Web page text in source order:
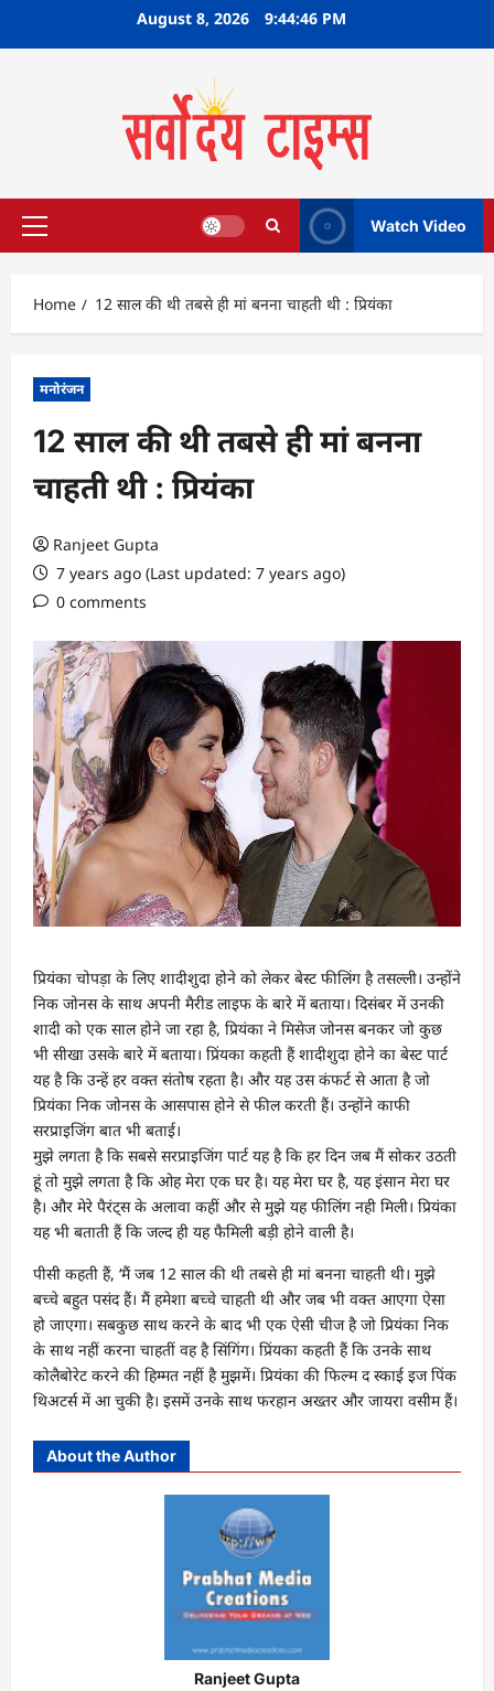
August 8, 2026 9:44:47 PM
Primary
Watch Video
Home 12 साल की थी तबसे ही मां बनना चाहती थी : प्रियंका
मनोरंजन
12 साल की थी तबसे ही मां बनना
चाहती थी : प्रियंका
Ranjeet Gupta
7 years ago (Last updated: 7 years ago)
0 comments
प्रियंका चोपड़ा के लिए शादीशुदा होने को लेकर बेस्ट फीलिंग है तसल्ली। उन्होंने
निक जोनस के साथ अपनी मैरीड लाइफ के बारे में बताया। दिसंबर में उनकी
शादी को एक साल होने जा रहा है, प्रियंका ने मिसेज जोनस बनकर जो कुछ
भी सीखा उसके बारे में बताया। प्रिंयका कहती हैं शादीशुदा होने का बेस्ट पार्ट
यह है कि उन्हें हर वक्त संतोष रहता है। और यह उस कंफर्ट से आता है जो
प्रियंका निक जोनस के आसपास होने से फील करती हैं। उन्होंने काफी
सरप्राइजिंग बात भी बताई।
मुझे लगता है कि सबसे सरप्राइजिंग पार्ट यह है कि हर दिन जब मैं सोकर उठती
हूं तो मुझे लगता है कि ओह मेरा एक घर है। यह मेरा घर है, यह इंसान मेरा घर
है। और मेरे पैरंट्स के अलावा कहीं और से मुझे यह फीलिंग नही मिली। प्रियंका
यह भी बताती हैं कि जल्द ही यह फैमिली बड़ी होने वाली है।
पीसी कहती हैं, ‘मैं जब 12 साल की थी तबसे ही मां बनना चाहती थी। मुझे
बच्चे बहुत पसंद हैं। मैं हमेशा बच्चे चाहती थी और जब भी वक्त आएगा ऐसा
हो जाएगा। सबकुछ साथ करने के बाद भी एक ऐसी चीज है जो प्रियंका निक
के साथ नहीं करना चाहतीं वह है सिंगिंग। प्रिंयका कहती हैं कि उनके साथ
कोलैबोरेट करने की हिम्मत नहीं है मुझमें। प्रियंका की फिल्म द स्काई इज पिंक
थिअटर्स में आ चुकी है। इसमें उनके साथ फरहान अख्तर और जायरा वसीम हैं।
About the Author
Ranjeet Gupta